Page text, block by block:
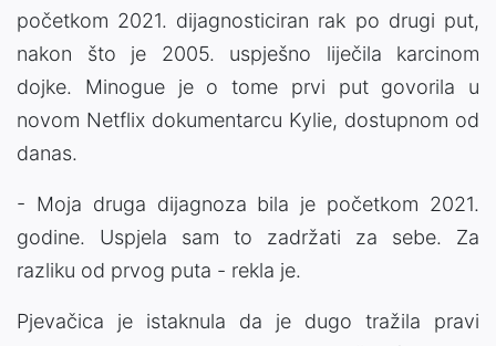
početkom 2021. dijagnosticiran rak po drugi put,
nakon što je 2005. uspješno liječila karcinom
dojke. Minogue je o tome prvi put govorila u
novom Netflix dokumentarcu Kylie, dostupnom od
danas.
- Moja druga dijagnoza bila je početkom 2021.
godine. Uspjela sam to zadržati za sebe. Za
razliku od prvog puta - rekla je.
Pjevačica je istaknula da je dugo tražila pravi